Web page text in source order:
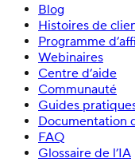
Blog
Histoires de
Programme
Webinaires
Centre d’aide
Communauté
Guides
Documentation
FAQ
Glossaire de l’IA